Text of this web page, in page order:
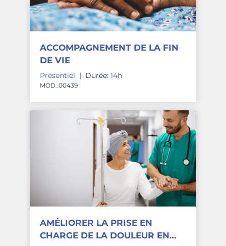
ACCOMPAGNEMENT DE LA FIN
DE VIE
Présentiel | Durée: 14h
MOD_00439
AMÉLIORER LA PRISE EN
CHARGE DE LA DOULEUR EN